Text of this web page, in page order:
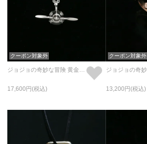
クーポン対象外
17,600
クーポン対象外
13,200